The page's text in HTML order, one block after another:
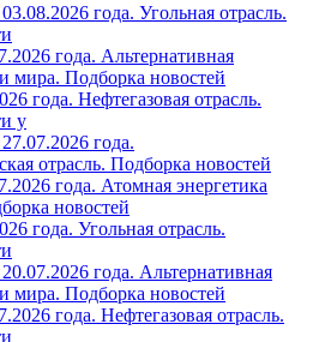
года. Угольная отрасль.
года. Альтернативная
мира. Подборка новостей
года. Нефтегазовая отрасль.
у
года.
отрасль. Подборка новостей
года. Атомная энергетика
новостей
года. Угольная отрасль.
года. Альтернативная
мира. Подборка новостей
года. Нефтегазовая отрасль.